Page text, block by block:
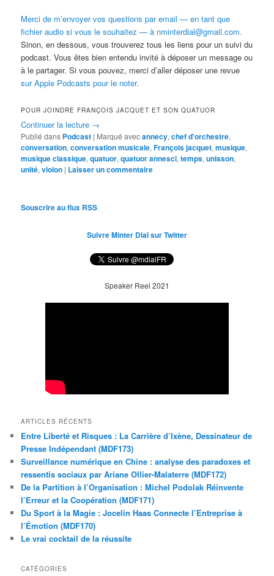
Merci de m’envoyer vos questions par email — en tant que
fichier audio si vous le souhaitez — à nminterdial@gmail.com.
Sinon, en dessous, vous trouverez tous les liens pour un suivi du
podcast. Vous êtes bien entendu invité à déposer un message ou
à le partager. Si vous pouvez, merci d’aller déposer une revue
sur Apple Podcasts pour le noter.
POUR JOINDRE FRANÇOIS JACQUET ET SON QUATUOR
Continuer la lecture →
Publié dans Podcast | Marqué avecannecy,chef d'orchestre,
conversation,conversation musicale,François jacquet,musique,
musique classique,quatuor,quatuor annesci,temps,unisson,
unité,violon | Laisser un commentaire
Souscrire au flux RSS
Suivre Minter Dial sur Twitter
Speaker Reel 2021
ARTICLES RÉCENTS
Entre Liberté et Risques : La Carrière d’Ixène, Dessinateur de
Presse Indépendant (MDF173)
Surveillance numérique en Chine : analyse des paradoxes et
ressentis sociaux par Ariane Ollier-Malaterre (MDF172)
De la Partition à l’Organisation : Michel Podolak Réinvente
l’Erreur et la Coopération (MDF171)
Du Sport à la Magie : Jocelin Haas Connecte l’Entreprise à
l’Émotion (MDF170)
Le vrai cocktail de la réussite
CATÉGORIES